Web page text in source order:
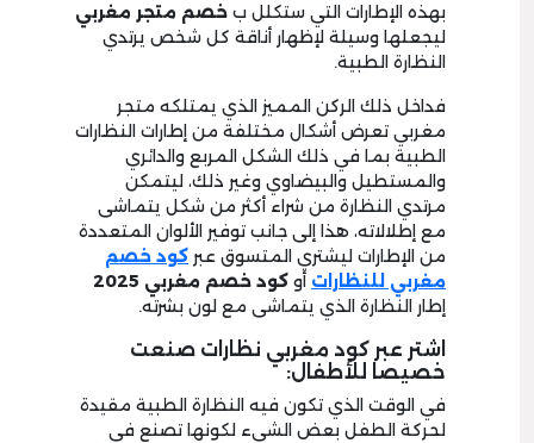
بهذه الإطارات التي ستكلل ب خصم متجر مغربي
ليجعلها وسيلة لإظهار أناقة كل شخص يرتدي
النظارة الطبية.
فداخل ذلك الركن المميز الذي يمتلكه متجر
مغربي تعرض أشكال مختلفة من إطارات النظارات
الطبية بما في ذلك الشكل المربع والدائري
والمستطيل والبيضاوي وغير ذلك، ليتمكن
مرتدي النظارة من شراء أكثر من شكل يتماشى
مع إطلالاته، هذا إلى جانب توفير الألوان المتعددة
من الإطارات ليشتري المتسوق عبر كود خصم
مغربي للنظارات أو كود خصم مغربي 2025
إطار النظارة الذي يتماشى مع لون بشرته.
اشتر عبر كود مغربي نظارات صنعت
خصيصا للأطفال:
في الوقت الذي تكون فيه النظارة الطبية مقيدة
لحركة الطفل بعض الشيء لكونها تصنع في